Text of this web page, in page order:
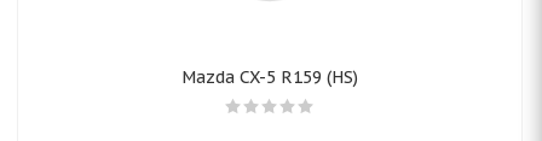
Mazda CX-5 R159 (HS)